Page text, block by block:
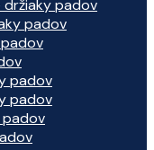
držiaky padov
padov
padov
padov
padov